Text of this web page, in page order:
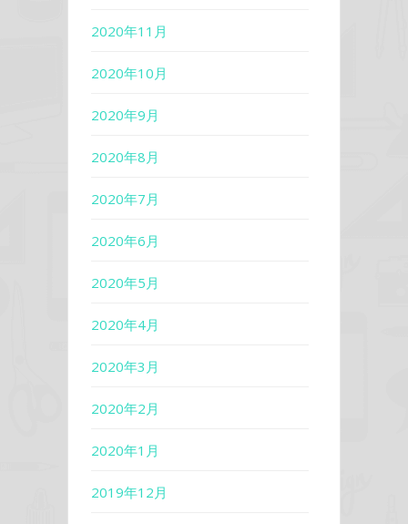
2020年11月
2020年10月
2020年9月
2020年8月
2020年7月
2020年6月
2020年5月
2020年4月
2020年3月
2020年2月
2020年1月
2019年12月